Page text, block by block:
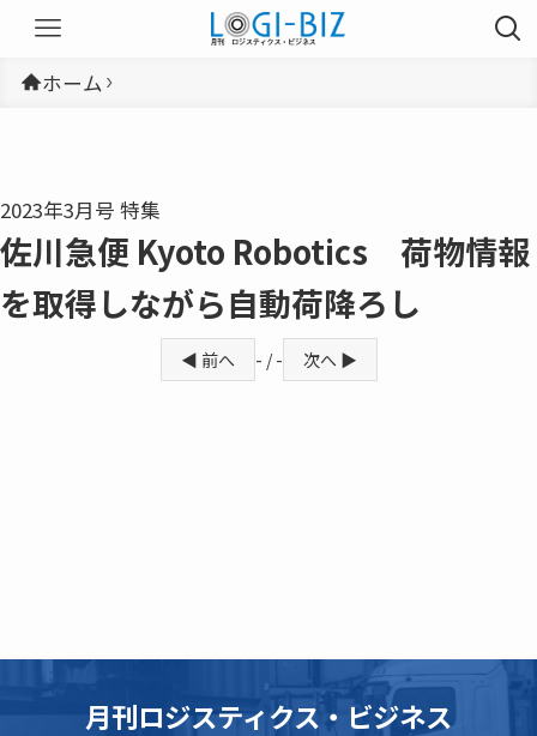
ホーム
2023年3月号 特集
佐川急便 Kyoto Robotics 荷物情報
を取得しながら自動荷降ろし
◀ 前へ - / - 次へ ▶
月刊ロジスティクス・ビジネス